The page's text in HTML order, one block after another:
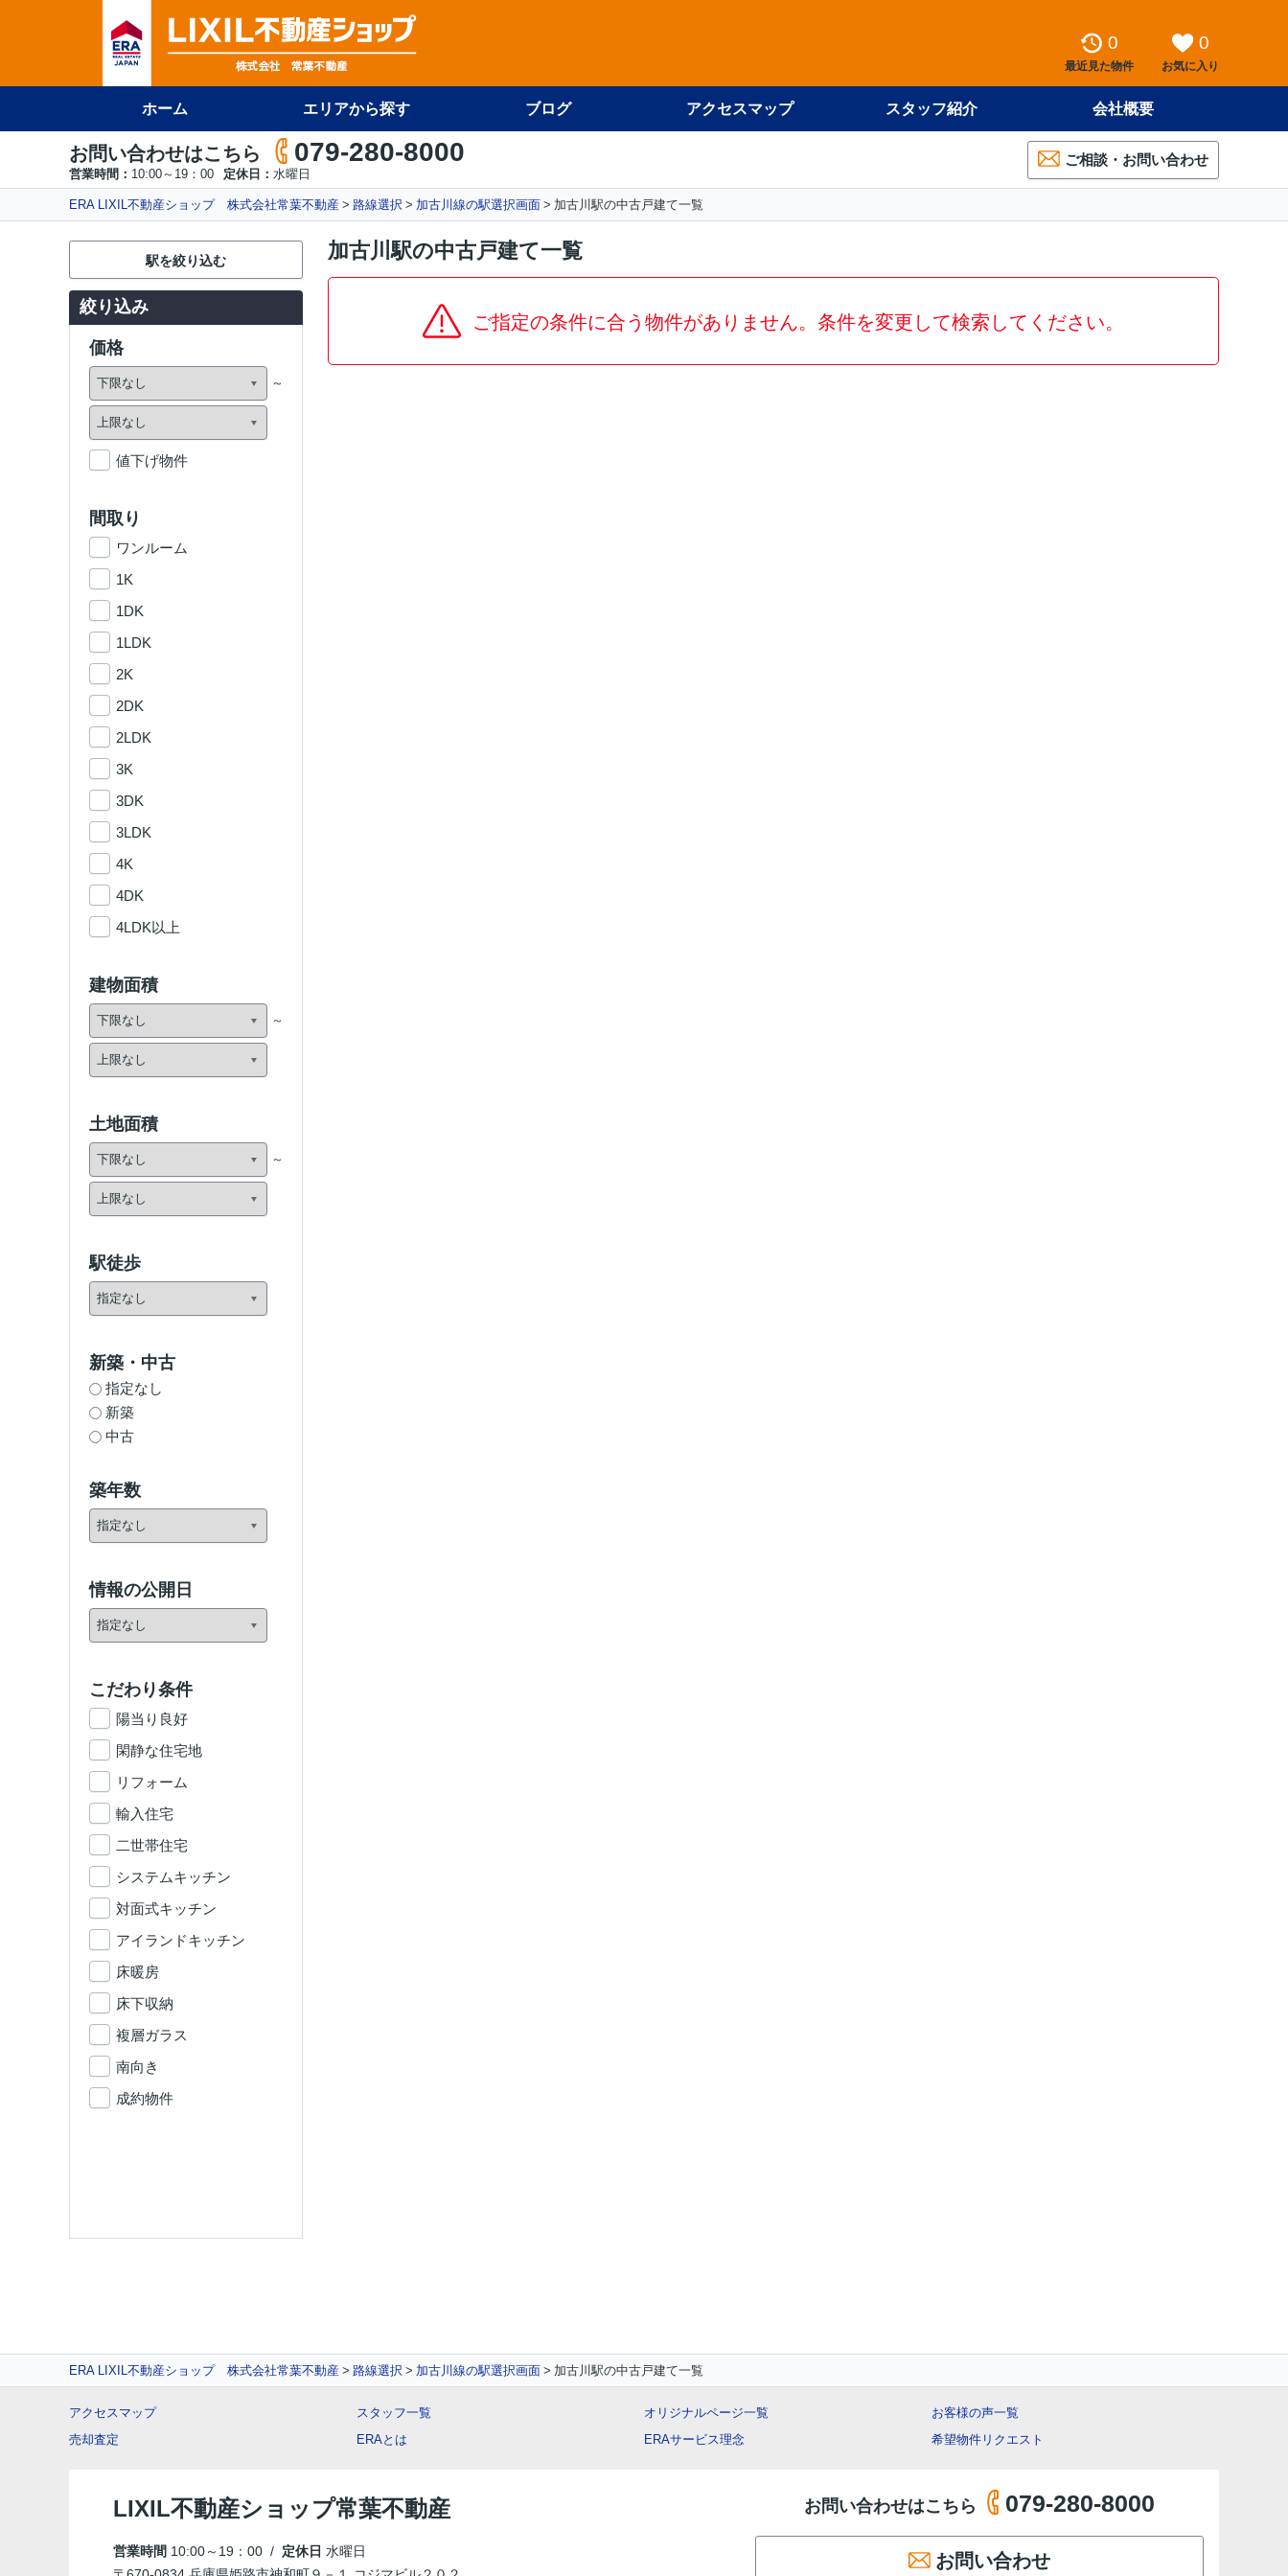
0
最近見た物件
0
お気に入り
ホーム エリアから探す ブログ アクセスマップ スタッフ紹介 会社概要
お問い合わせはこちら 079-280-8000
営業時間： 10:00～19：00 定休日： 水曜日
ご相談・お問い合わせ
ERA LIXIL不動産ショップ 株式会社常葉不動産 路線選択 加古川線の駅選択画面 加古川駅の中古戸建て一覧
加古川駅の中古戸建て一覧
ご指定の条件に合う物件がありません。条件を変更して検索してください。
駅を絞り込む
絞り込み
価格
値下げ物件
間取り
ワンルーム
1K
1DK
1LDK
2K
2DK
2LDK
3K
3DK
3LDK
4K
4DK
4LDK以上
建物面積
土地面積
駅徒歩
新築・中古
指定なし
新築
中古
築年数
情報の公開日
こだわり条件
陽当り良好
閑静な住宅地
リフォーム
輸入住宅
二世帯住宅
システムキッチン
対面式キッチン
アイランドキッチン
床暖房
床下収納
複層ガラス
南向き
成約物件
ERA LIXIL不動産ショップ 株式会社常葉不動産 路線選択 加古川線の駅選択画面 加古川駅の中古戸建て一覧
アクセスマップ
売却査定
スタッフ一覧
ERAとは
オリジナルページ一覧
ERAサービス理念
お客様の声一覧
希望物件リクエスト
LIXIL不動産ショップ常葉不動産
営業時間 10:00～19：00 / 定休日 水曜日
お問い合わせはこちら 079-280-8000
お問い合わせ